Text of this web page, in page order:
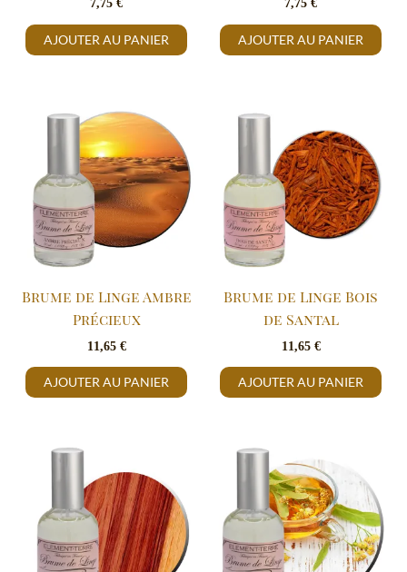
7,75 €
AJOUTER AU PANIER
7,75 €
AJOUTER AU PANIER
Brume de Linge Ambre
Précieux
11,65 €
AJOUTER AU PANIER
Brume de Linge Bois
de Santal
11,65 €
AJOUTER AU PANIER